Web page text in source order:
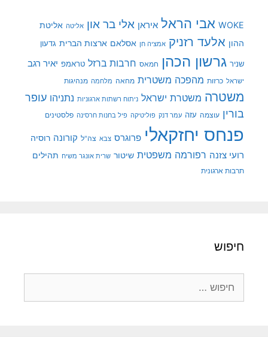
WOKE אבי הראל איראן אלי בר און אליטה אליטת
ההון אלעד רזניק אמציה חן אסלאם ארצות הברית גדעון
שניר גרשון הכהן חמאס חרבות ברזל טראמפ יאיר רגב
ישראל כרזות מהפכה משטרית מחאה מלחמה מנהיגות
משטרה משטרת ישראל ניתוח רשתות ארגוניות נתניהו עופר
בורין עוצמה עזה עמר דנק פוליטיקה פיל בחנות חרסינה פלסטינים
פנחס יחזקאלי פרוגרס צבא צה"ל קורונה רוסיה
רועי צזנה רפורמה משפטית שיטור שרית אונגר משיח תהילים
תרבות ארגונית
חיפוש